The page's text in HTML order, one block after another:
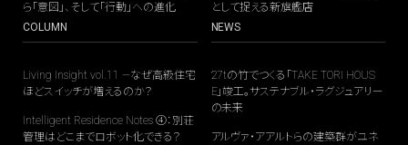
ら「意図」、そして「行動」への進化
として捉える新旗艦店
COLUMN
Living Insight vol.11 —なぜ高級住宅
ほどスイッチが増えるのか？
Intelligent Residence Notes ④：別荘
管理はどこまでロボット化できる？
NEWS
27tの竹でつくる「TAKE TORI HOUS
E」竣工。サステナブル・ラグジュアリー
の未来
アルヴァ・アアルトらの建築群がユネ